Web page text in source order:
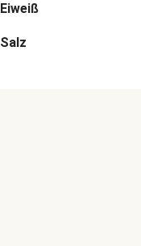
Eiweiß
Salz